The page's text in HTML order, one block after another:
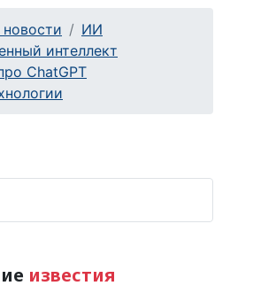
ИИ
интеллект
ChatGPT
известия